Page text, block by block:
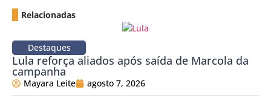
Relacionadas
Destaques
Lula reforça aliados após saída de Marcola da
campanha
Mayara Leite agosto 7, 2026